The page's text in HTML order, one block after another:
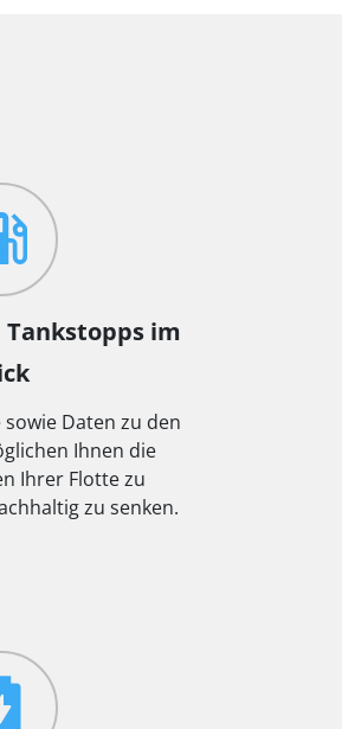
im
Daten zu den
Ihnen die
Ihrer Flotte zu
zu senken.